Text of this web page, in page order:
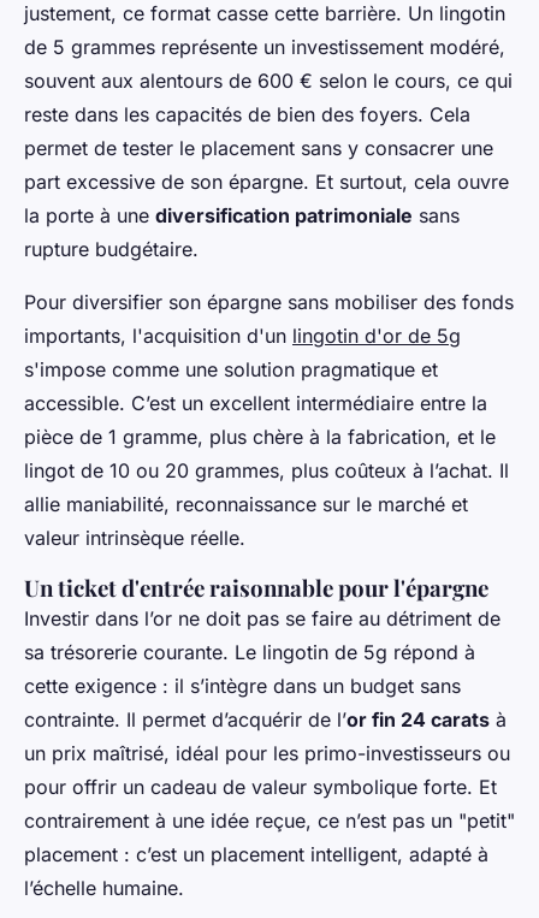
justement, ce format casse cette barrière. Un lingotin
de 5 grammes représente un investissement modéré,
souvent aux alentours de 600 € selon le cours, ce qui
reste dans les capacités de bien des foyers. Cela
permet de tester le placement sans y consacrer une
part excessive de son épargne. Et surtout, cela ouvre
la porte à une diversification patrimoniale sans
rupture budgétaire.
Pour diversifier son épargne sans mobiliser des fonds
importants, l'acquisition d'un lingotin d'or de 5g
s'impose comme une solution pragmatique et
accessible. C’est un excellent intermédiaire entre la
pièce de 1 gramme, plus chère à la fabrication, et le
lingot de 10 ou 20 grammes, plus coûteux à l’achat. Il
allie maniabilité, reconnaissance sur le marché et
valeur intrinsèque réelle.
Un ticket d'entrée raisonnable pour l'épargne
Investir dans l’or ne doit pas se faire au détriment de
sa trésorerie courante. Le lingotin de 5g répond à
cette exigence : il s’intègre dans un budget sans
contrainte. Il permet d’acquérir de l’or fin 24 carats à
un prix maîtrisé, idéal pour les primo-investisseurs ou
pour offrir un cadeau de valeur symbolique forte. Et
contrairement à une idée reçue, ce n’est pas un "petit"
placement : c’est un placement intelligent, adapté à
l’échelle humaine.